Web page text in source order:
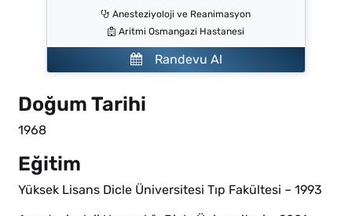
Anesteziyoloji ve Reanimasyon
Aritmi Osmangazi Hastanesi
Randevu Al
Doğum Tarihi
1968
Eğitim
Yüksek Lisans Dicle Üniversitesi Tıp Fakültesi – 1993